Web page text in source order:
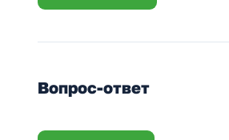
Вопрос-ответ